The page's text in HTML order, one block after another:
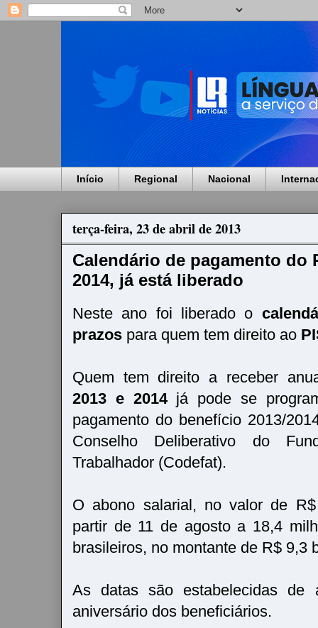
Início Regional Nacional
terça-feira, 23 de abril de 2013
Calendário de pagamento do
2014, já está liberado
Neste ano foi liberado o
prazos para quem tem direito ao
Quem tem direito a receber
2013 e 2014já pode se
pagamento do benefício 2013/
Conselho Deliberativo do
Trabalhador (Codefat).
O abono salarial, no valor de
partir de 11 de agosto a 18,4
brasileiros, no montante de R$ 9,3
As datas são estabelecidas de
aniversário dos beneficiários.